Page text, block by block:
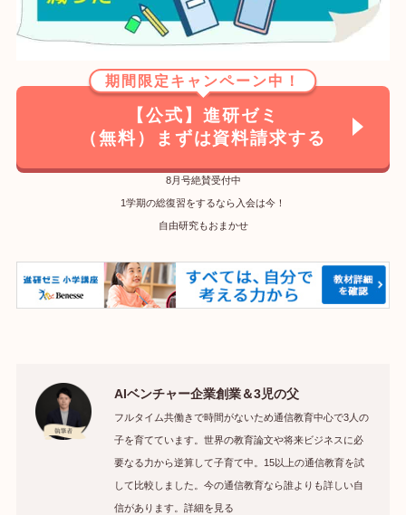
期間限定キャンペーン中！
【公式】進研ゼミ
（無料）まずは資料請求する
8月号絶賛受付中
1学期の総復習をするなら入会は今！
自由研究もおまかせ
AIベンチャー企業創業＆3児の父
フルタイム共働きで時間がないため通信教育中心で3人の
子を育てています。世界の教育論文や将来ビジネスに必
要なる力から逆算して子育て中。15以上の通信教育を試
して比較しました。今の通信教育なら誰よりも詳しい自
信があります。詳細を見る